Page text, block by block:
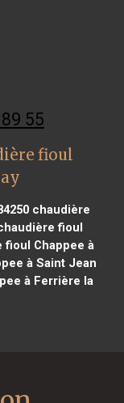
55
fioul
chaudière
fioul
Chappee à
à Saint Jean
à Ferrière la